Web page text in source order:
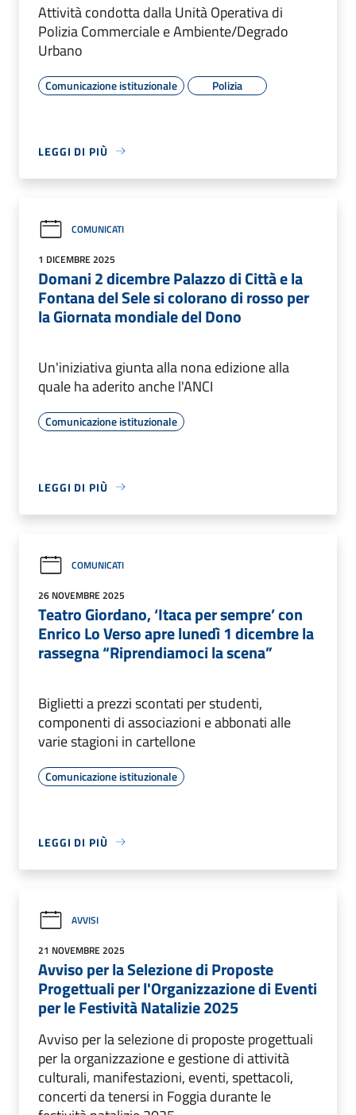
Attività condotta dalla Unità Operativa di
Polizia Commerciale e Ambiente/Degrado
Urbano
Comunicazione istituzionale Polizia
LEGGI DI PIÙ
COMUNICATI
1 DICEMBRE 2025
Domani 2 dicembre Palazzo di Città e la
Fontana del Sele si colorano di rosso per
la Giornata mondiale del Dono
Un'iniziativa giunta alla nona edizione alla
quale ha aderito anche l'ANCI
Comunicazione istituzionale
LEGGI DI PIÙ
COMUNICATI
26 NOVEMBRE 2025
Teatro Giordano, ‘Itaca per sempre’ con
Enrico Lo Verso apre lunedì 1 dicembre la
rassegna “Riprendiamoci la scena”
Biglietti a prezzi scontati per studenti,
componenti di associazioni e abbonati alle
varie stagioni in cartellone
Comunicazione istituzionale
LEGGI DI PIÙ
AVVISI
21 NOVEMBRE 2025
Avviso per la Selezione di Proposte
Progettuali per l'Organizzazione di Eventi
per le Festività Natalizie 2025
Avviso per la selezione di proposte progettuali
per la organizzazione e gestione di attività
culturali, manifestazioni, eventi, spettacoli,
concerti da tenersi in Foggia durante le